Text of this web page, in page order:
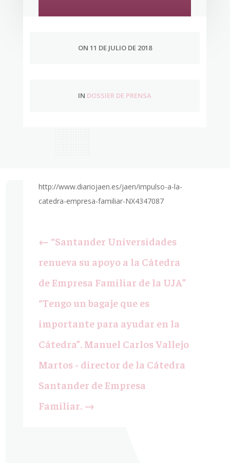
ON 11 DE JULIO DE 2018
IN DOSSIER DE PRENSA
http://www.diariojaen.es/jaen/impulso-a-la-
catedra-empresa-familiar-NX4347087
← “Santander Universidades
renueva su apoyo a la Cátedra
de Empresa Familiar de la UJA”
“Tengo un bagaje que es
importante para ayudar en la
Cátedra”. Manuel Carlos Vallejo
Martos - director de la Cátedra
Santander de Empresa
Familiar.→